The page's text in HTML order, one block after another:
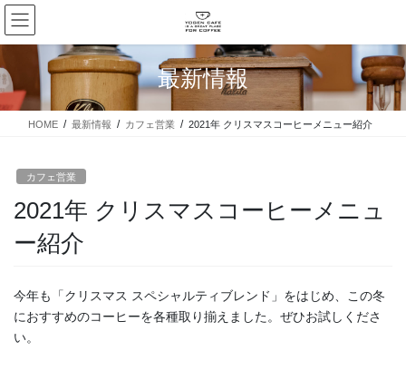
コ
ン
テ
ン
ツ
に
ナ
ビ
ゲ
ー
シ
ョ
最新情報
HOME 最新情報 カフェ営業 2021年 クリスマスコーヒーメニュー紹介
カフェ営業
2021年 クリスマスコーヒーメニュ
ー紹介
今年も「クリスマス スペシャルティブレンド」をはじめ、この冬
におすすめのコーヒーを各種取り揃えました。ぜひお試しくださ
い。